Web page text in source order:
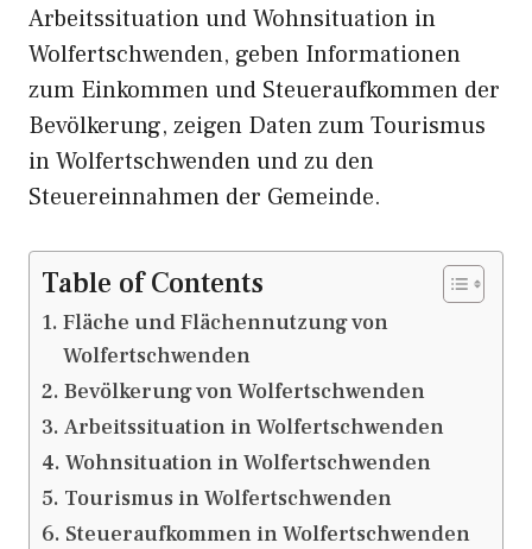
Arbeitssituation und Wohnsituation in
Wolfertschwenden, geben Informationen
zum Einkommen und Steueraufkommen der
Bevölkerung, zeigen Daten zum Tourismus
in Wolfertschwenden und zu den
Steuereinnahmen der Gemeinde.
Table of Contents
Fläche und Flächennutzung von
Wolfertschwenden
Bevölkerung von Wolfertschwenden
Arbeitssituation in Wolfertschwenden
Wohnsituation in Wolfertschwenden
Tourismus in Wolfertschwenden
Steueraufkommen in Wolfertschwenden